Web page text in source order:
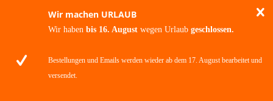
Wir machen URLAUB
Wir haben bis 16. August wegen Urlaub geschlossen.
Bestellungen und Emails werden wieder ab dem 17. August bearbeitet und
versendet.